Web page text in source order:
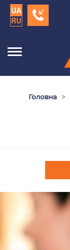
UA
RU
Головна